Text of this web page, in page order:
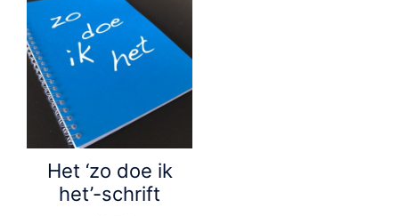
Het ‘zo doe ik
het’-schrift